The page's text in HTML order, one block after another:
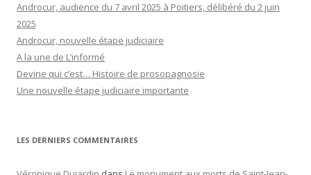
Androcur, audience du 7 avril 2025 à Poitiers, délibéré du 2 juin
2025
Androcur, nouvelle étape judiciaire
A la une de L’informé
Devine qui c’est… Histoire de prosopagnosie
Une nouvelle étape judiciaire importante
LES DERNIERS COMMENTAIRES